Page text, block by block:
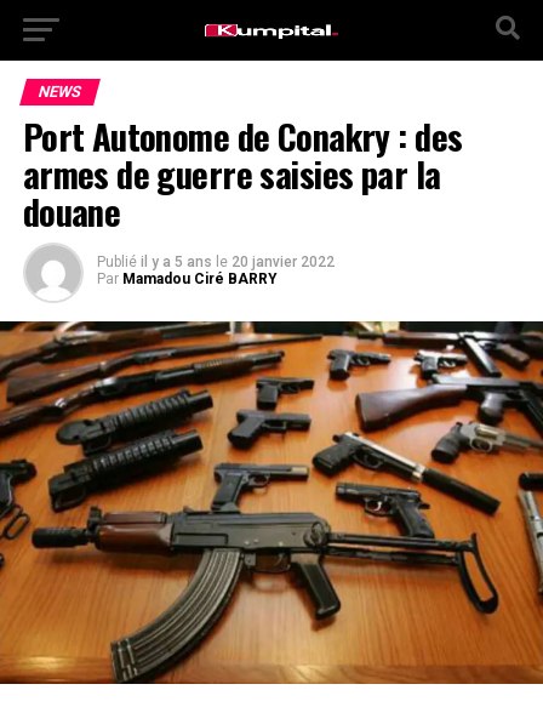
NEWS
Port Autonome de Conakry : des
armes de guerre saisies par la
douane
Publié il y a 5 ans le 20 janvier 2022
Par Mamadou Ciré BARRY